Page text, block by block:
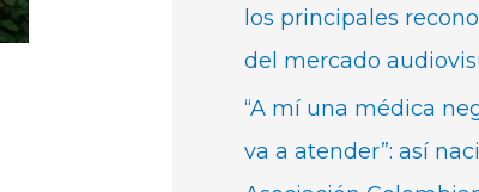
los principales
del mercado
“A mí una médica
va a atender”: así